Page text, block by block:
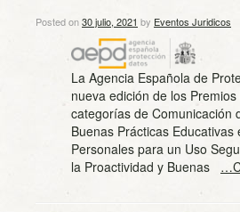
Posted on30 julio, 2021 by Eventos Juridicos
La Agencia Española de
nueva edición de los
categorías de Comunicación
Buenas Prácticas
Personales para un Uso
la Proactividad y Buenas